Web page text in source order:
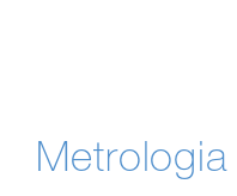
Metrologia